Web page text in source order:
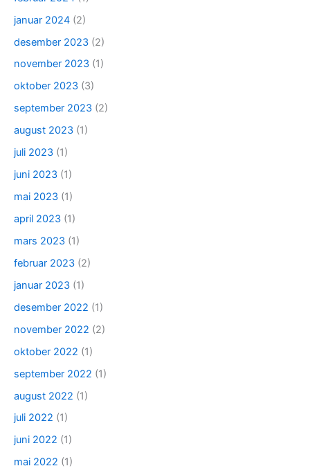
januar 2024 (2)
desember 2023 (2)
november 2023 (1)
oktober 2023 (3)
september 2023 (2)
august 2023 (1)
juli 2023 (1)
juni 2023 (1)
mai 2023 (1)
april 2023 (1)
mars 2023 (1)
februar 2023 (2)
januar 2023 (1)
desember 2022 (1)
november 2022 (2)
oktober 2022 (1)
september 2022 (1)
august 2022 (1)
juli 2022 (1)
juni 2022 (1)
mai 2022 (1)